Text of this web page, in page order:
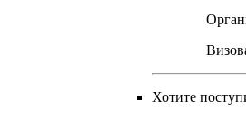
Хотите